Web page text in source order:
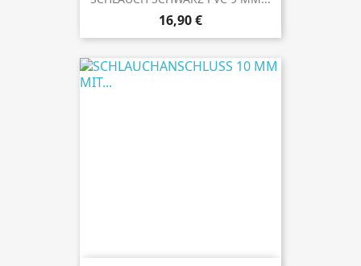
Preis
16,90 €